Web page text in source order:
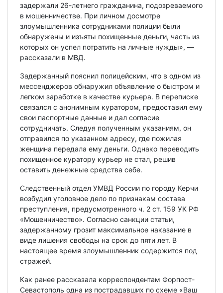
задержали 26-летнего гражданина, подозреваемого
в мошенничестве. При личном досмотре
злоумышленника сотрудниками полиции были
обнаружены и изъяты похищенные деньги, часть из
которых он успел потратить на личные нужды», —
рассказали в МВД.
Задержанный пояснил полицейским, что в одном из
мессенджеров обнаружил объявление о быстром и
легком заработке в качестве курьера. В переписке
связался с анонимным куратором, предоставил ему
свои паспортные данные и дал согласие
сотрудничать. Следуя полученным указаниям, он
отправился по указанном адресу, где пожилая
женщина передала ему деньги. Однако переводить
похищенное куратору курьер не стал, решив
оставить денежные средства себе.
Следственный отдел УМВД России по городу Керчи
возбудил уголовное дело по признакам состава
преступления, предусмотренного ч. 2 ст. 159 УК РФ
«Мошенничество». Согласно санкции статьи,
задержанному грозит максимальное наказание в
виде лишения свободы на срок до пяти лет. В
настоящее время злоумышленник содержится под
стражей.
Как ранее рассказала корреспондентам Форпост-
Севастополь одна из пострадавших по схеме «Ваш